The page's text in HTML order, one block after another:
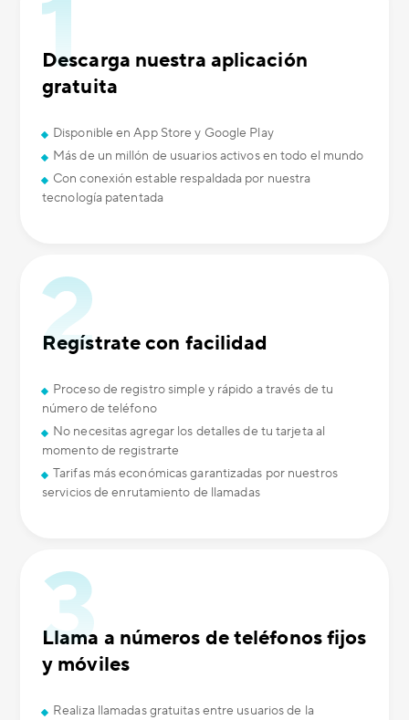
Descarga nuestra aplicación
gratuita
Disponible en App Store y Google Play
Más de un millón de usuarios activos en todo el mundo
Con conexión estable respaldada por nuestra
tecnología patentada
Regístrate con facilidad
Proceso de registro simple y rápido a través de tu
número de teléfono
No necesitas agregar los detalles de tu tarjeta al
momento de registrarte
Tarifas más económicas garantizadas por nuestros
servicios de enrutamiento de llamadas
Llama a números de teléfonos fijos
y móviles
Realiza llamadas gratuitas entre usuarios de la